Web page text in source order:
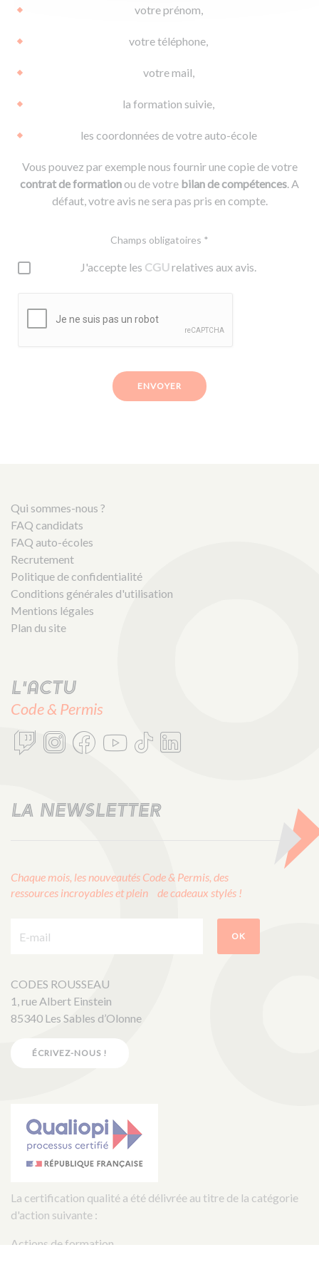
votre prénom,
votre téléphone,
votre mail,
la formation suivie,
les coordonnées de votre auto-école
Vous pouvez par exemple nous fournir une copie de votre
contrat de formationou de votre bilan de compétences. A
défaut, votre avis ne sera pas pris en compte.
Champs obligatoires *
J'accepte les CGUrelatives aux avis.
ENVOYER
Qui sommes-nous ?
FAQ candidats
FAQ auto-écoles
Recrutement
Politique de confidentialité
Conditions générales d'utilisation
Mentions légales
Plan du site
L'actu
Code & Permis
LA NEWSLETTER
Chaque mois, les nouveautés Code & Permis, des
ressources incroyables et plein de cadeaux stylés !
OK
CODES ROUSSEAU
1, rue Albert Einstein
85340 Les Sables d’Olonne
ÉCRIVEZ-NOUS !
La certification qualité a été délivrée au titre de la catégorie
d'action suivante :
Actions de formation